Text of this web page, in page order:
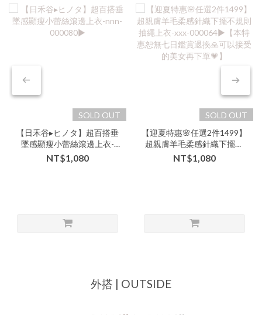
SOLD OUT
【日禾谷▸ヒノタ】超百搭垂
墜感顯瘦小蕾絲滾邊上衣-
nnn-000080▶
NT$1,080
SOLD OUT
【迎夏特惠🌸任選2件1499】
超親膚羊毛柔感針織下擺不
規則抽繩上衣-xxx-
000064▶【本特惠恕無七日
NT$1,080
外搭 | OUTSIDE